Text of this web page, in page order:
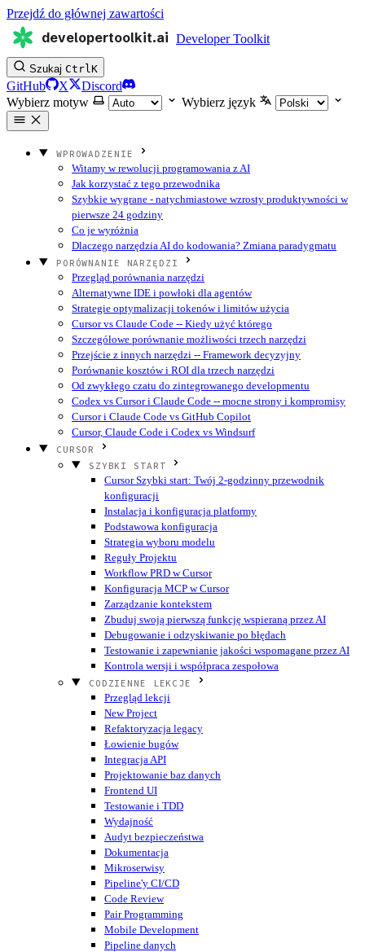
Przejdź do głównej zawartości
developertoolkit.ai Developer Toolkit
Szukaj CtrlK
GitHub X
Discord
Wybierz motyw
Wybierz język
WPROWADZENIE
Witamy w rewolucji programowania z AI
Jak korzystać z tego przewodnika
Szybkie wygrane - natychmiastowe wzrosty produktywności w
pierwsze 24 godziny
Co je wyróżnia
Dlaczego narzędzia AI do kodowania? Zmiana paradygmatu
PORÓWNANIE NARZĘDZI
Przegląd porównania narzędzi
Alternatywne IDE i powłoki dla agentów
Strategie optymalizacji tokenów i limitów użycia
Cursor vs Claude Code -- Kiedy użyć którego
Szczegółowe porównanie możliwości trzech narzędzi
Przejście z innych narzędzi -- Framework decyzyjny
Porównanie kosztów i ROI dla trzech narzędzi
Od zwykłego czatu do zintegrowanego developmentu
Codex vs Cursor i Claude Code -- mocne strony i kompromisy
Cursor i Claude Code vs GitHub Copilot
Cursor, Claude Code i Codex vs Windsurf
CURSOR
SZYBKI START
Cursor Szybki start: Twój 2-godzinny przewodnik
konfiguracji
Instalacja i konfiguracja platformy
Podstawowa konfiguracja
Strategia wyboru modelu
Reguły Projektu
Workflow PRD w Cursor
Konfiguracja MCP w Cursor
Zarządzanie kontekstem
Zbuduj swoją pierwszą funkcję wspieraną przez AI
Debugowanie i odzyskiwanie po błędach
Testowanie i zapewnianie jakości wspomagane przez AI
Kontrola wersji i współpraca zespołowa
CODZIENNE LEKCJE
Przegląd lekcji
New Project
Refaktoryzacja legacy
Łowienie bugów
Integracja API
Projektowanie baz danych
Frontend UI
Testowanie i TDD
Wydajność
Audyt bezpieczeństwa
Dokumentacja
Mikroserwisy
Pipeline'y CI/CD
Code Review
Pair Programming
Mobile Development
Pipeline danych